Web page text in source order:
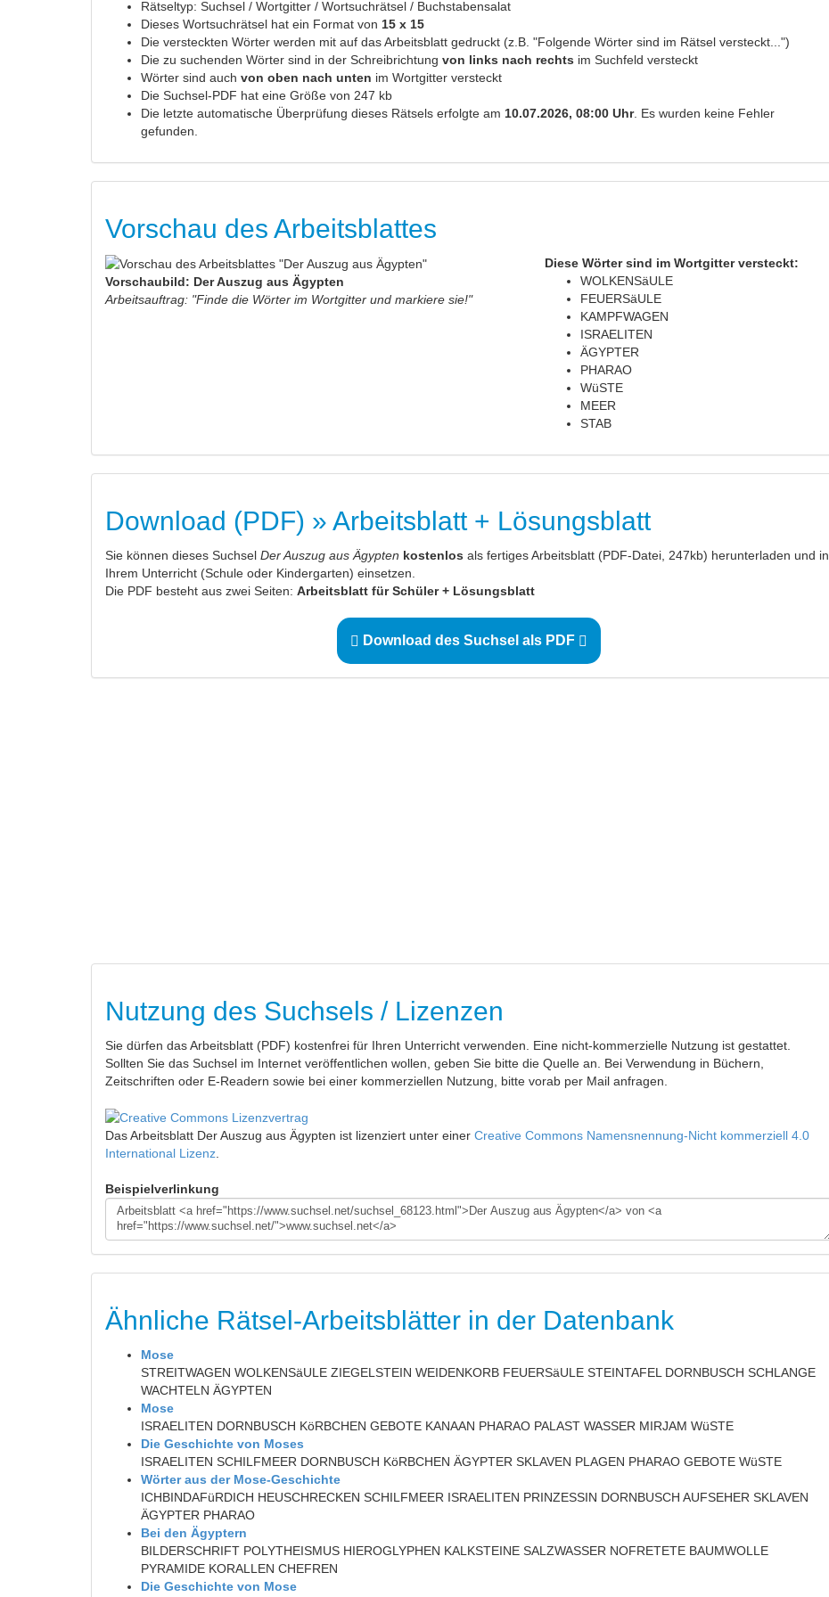
Rätseltyp: Suchsel / Wortgitter / Wortsuchrätsel / Buchstabensalat
Dieses Wortsuchrätsel hat ein Format von 15 x 15
Die versteckten Wörter werden mit auf das Arbeitsblatt gedruckt (z.B. "Folgende Wörter sind im Rätsel versteckt...")
Die zu suchenden Wörter sind in der Schreibrichtung von links nach rechts im Suchfeld versteckt
Wörter sind auch von oben nach unten im Wortgitter versteckt
Die Suchsel-PDF hat eine Größe von 247 kb
Die letzte automatische Überprüfung dieses Rätsels erfolgte am 10.07.2026, 08:00 Uhr. Es wurden keine Fehler
gefunden.
Vorschau des Arbeitsblattes
Vorschaubild: Der Auszug aus Ägypten
Arbeitsauftrag: "Finde die Wörter im Wortgitter und markiere sie!"
Diese Wörter sind im Wortgitter versteckt:
WOLKENSäULE
FEUERSäULE
KAMPFWAGEN
ISRAELITEN
ÄGYPTER
PHARAO
WüSTE
MEER
STAB
Download (PDF) » Arbeitsblatt + Lösungsblatt
Sie können dieses Suchsel Der Auszug aus Ägypten kostenlos als fertiges Arbeitsblatt (PDF-Datei, 247kb) herunterladen und in
Ihrem Unterricht (Schule oder Kindergarten) einsetzen.
Die PDF besteht aus zwei Seiten: Arbeitsblatt für Schüler + Lösungsblatt
Download des Suchsel als PDF
Nutzung des Suchsels / Lizenzen
Sie dürfen das Arbeitsblatt (PDF) kostenfrei für Ihren Unterricht verwenden. Eine nicht-kommerzielle Nutzung ist gestattet.
Sollten Sie das Suchsel im Internet veröffentlichen wollen, geben Sie bitte die Quelle an. Bei Verwendung in Büchern,
Zeitschriften oder E-Readern sowie bei einer kommerziellen Nutzung, bitte vorab per Mail anfragen.
Das Arbeitsblatt Der Auszug aus Ägypten ist lizenziert unter einer Creative Commons Namensnennung-Nicht kommerziell 4.0
International Lizenz.
Beispielverlinkung
Ähnliche Rätsel-Arbeitsblätter in der Datenbank
Mose
STREITWAGEN WOLKENSäULE ZIEGELSTEIN WEIDENKORB FEUERSäULE STEINTAFEL DORNBUSCH SCHLANGE
WACHTELN ÄGYPTEN
Mose
ISRAELITEN DORNBUSCH KöRBCHEN GEBOTE KANAAN PHARAO PALAST WASSER MIRJAM WüSTE
Die Geschichte von Moses
ISRAELITEN SCHILFMEER DORNBUSCH KöRBCHEN ÄGYPTER SKLAVEN PLAGEN PHARAO GEBOTE WüSTE
Wörter aus der Mose-Geschichte
ICHBINDAFüRDICH HEUSCHRECKEN SCHILFMEER ISRAELITEN PRINZESSIN DORNBUSCH AUFSEHER SKLAVEN
ÄGYPTER PHARAO
Bei den Ägyptern
BILDERSCHRIFT POLYTHEISMUS HIEROGLYPHEN KALKSTEINE SALZWASSER NOFRETETE BAUMWOLLE
PYRAMIDE KORALLEN CHEFREN
Die Geschichte von Mose